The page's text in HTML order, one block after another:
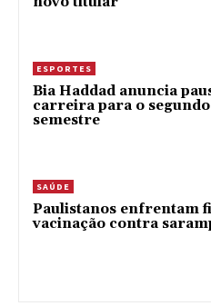
ESPORTES
Bia Haddad anuncia
carreira para o segundo
semestre
SAÚDE
Paulistanos enfrentam
vacinação contra